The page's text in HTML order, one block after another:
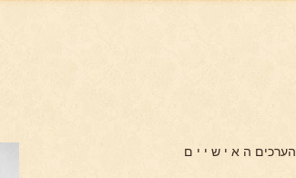
הערכים ה א י ש י י ם